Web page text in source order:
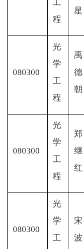
工
程
星
080300
光
学
工
程
禹
德
朝
080300
光
学
工
程
郑
继
红
080300
光
学
工
宋
波